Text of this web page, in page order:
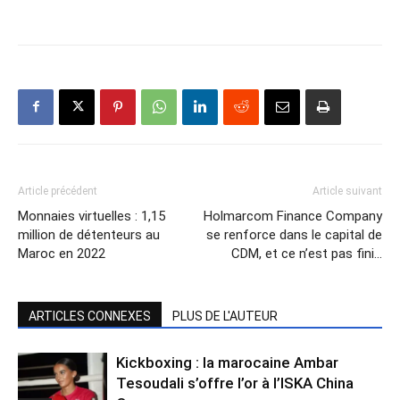
Article précédent
Monnaies virtuelles : 1,15
million de détenteurs au
Maroc en 2022
Article suivant
Holmarcom Finance Company
se renforce dans le capital de
CDM, et ce n’est pas fini…
ARTICLES CONNEXES PLUS DE L'AUTEUR
Kickboxing : la marocaine Ambar
Tesoudali s’offre l’or à l’ISKA China